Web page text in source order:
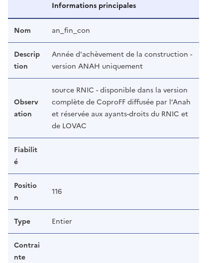
Informations principales
Nom an_fin_con
Descrip
tion
Année d'achèvement de la construction -
version ANAH uniquement
Observ
ation
source RNIC - disponible dans la version
complète de CoproFF diffusée par l’Anah
et réservée aux ayants-droits du RNIC et
de LOVAC
Fiabilit
é
Positio
n
116
Type Entier
Contrai
nte